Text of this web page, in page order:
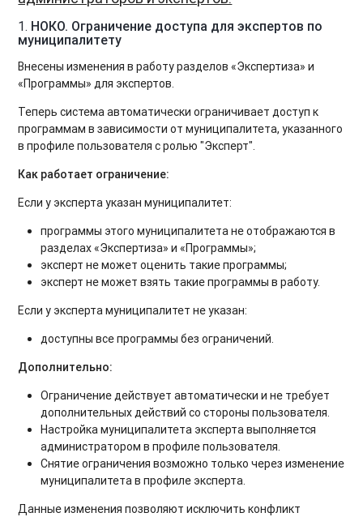
1. НОКО. Ограничение доступа для экспертов по
муниципалитету
Внесены изменения в работу разделов «Экспертиза» и
«Программы» для экспертов.
Теперь система автоматически ограничивает доступ к
программам в зависимости от муниципалитета, указанного
в профиле пользователя с ролью "Эксперт".
Как работает ограничение:
Если у эксперта указан муниципалитет:
программы этого муниципалитета не отображаются в
разделах «Экспертиза» и «Программы»;
эксперт не может оценить такие программы;
эксперт не может взять такие программы в работу.
Если у эксперта муниципалитет не указан:
доступны все программы без ограничений.
Дополнительно:
Ограничение действует автоматически и не требует
дополнительных действий со стороны пользователя.
Настройка муниципалитета эксперта выполняется
администратором в профиле пользователя.
Снятие ограничения возможно только через изменение
муниципалитета в профиле эксперта.
Данные изменения позволяют исключить конфликт